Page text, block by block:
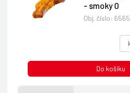
- smoky 0
Obj. číslo: 6565
Do košíku